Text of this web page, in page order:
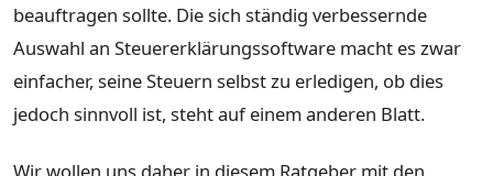
beauftragen sollte. Die sich ständig verbessernde
Auswahl an Steuererklärungssoftware macht es zwar
einfacher, seine Steuern selbst zu erledigen, ob dies
jedoch sinnvoll ist, steht auf einem anderen Blatt.
Wir wollen uns daher in diesem Ratgeber mit den